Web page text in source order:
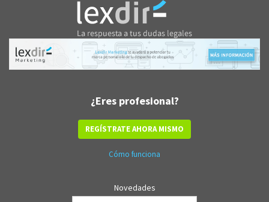
¿Eres profesional?
REGÍSTRATE AHORA MISMO
Cómo funciona
Novedades